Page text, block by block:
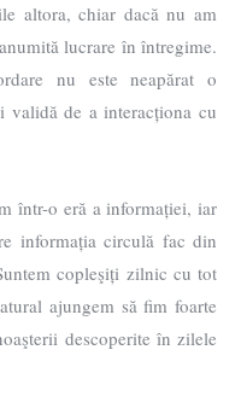
altora, chiar dacă nu am
lucrare în întregime.
nu este neapărat o
validă de a interacționa cu
într-o eră a informației, iar
informația circulă fac din
copleşiți zilnic cu tot
ajungem să fim foarte
descoperite în zilele